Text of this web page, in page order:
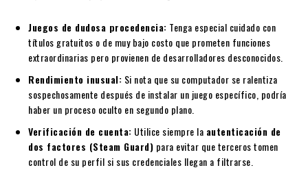
Juegos de dudosa procedencia: Tenga especial cuidado con
títulos gratuitos o de muy bajo costo que prometen funciones
extraordinarias pero provienen de desarrolladores desconocidos.
Rendimiento inusual: Si nota que su computador se ralentiza
sospechosamente después de instalar un juego específico, podría
haber un proceso oculto en segundo plano.
Verificación de cuenta: Utilice siempre la autenticación de
dos factores (Steam Guard) para evitar que terceros tomen
control de su perfil si sus credenciales llegan a filtrarse.